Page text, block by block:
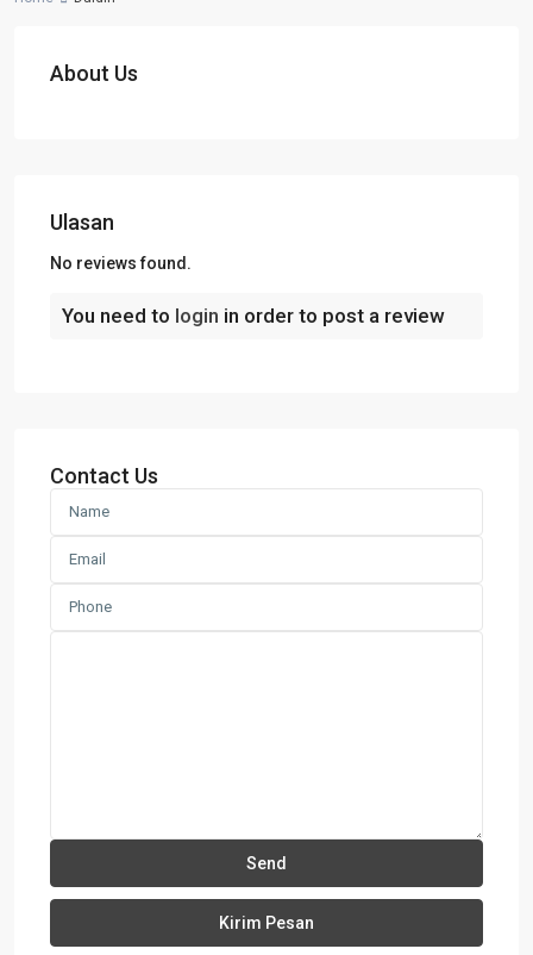
About Us
Ulasan
No reviews found.
You need to login in order to post a review
Contact Us